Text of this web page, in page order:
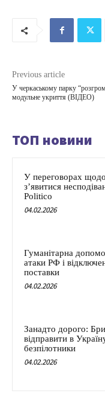
Previous article
У черкаському парку
модульне укриття (ВІДЕО)
ТОП новини
У переговорах
з’явитися
Politico
04.02.2026
Гуманітарна
атаки РФ і
поставки
04.02.2026
Занадто дорого:
відправити в
безпілотники
04.02.2026